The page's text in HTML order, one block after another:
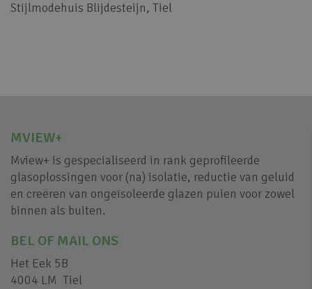
Stijlmodehuis Blijdesteijn, Tiel
MVIEW+
Mview+ is gespecialiseerd in rank geprofileerde
glasoplossingen voor (na) isolatie, reductie van geluid
en creëren van ongeïsoleerde glazen puien voor zowel
binnen als buiten.
BEL OF MAIL ONS
Het Eek 5B
4004 LM Tiel